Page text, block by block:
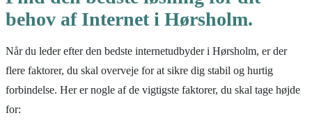
behov af Internet i Hørsholm.
Når du leder efter den bedste internetudbyder i Hørsholm, er der
flere faktorer, du skal overveje for at sikre dig stabil og hurtig
forbindelse. Her er nogle af de vigtigste faktorer, du skal tage højde
for: